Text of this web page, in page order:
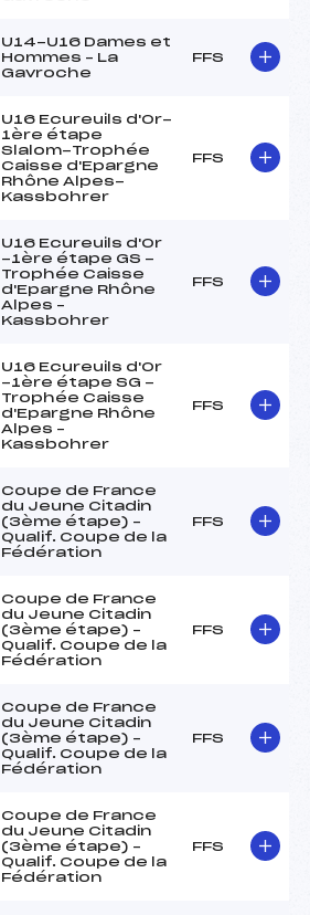
U14-U16 Dames et
Hommes – La
Gavroche
FFS
U16 Ecureuils d'Or-
1ère étape
Slalom-Trophée
Caisse d'Epargne
Rhône Alpes-
Kassbohrer
FFS
U16 Ecureuils d'Or
-1ère étape GS -
Trophée Caisse
d'Epargne Rhône
Alpes –
Kassbohrer
FFS
U16 Ecureuils d'Or
-1ère étape SG -
Trophée Caisse
d'Epargne Rhône
Alpes –
Kassbohrer
FFS
Coupe de France
du Jeune Citadin
(3ème étape) –
Qualif. Coupe de la
Fédération
FFS
Coupe de France
du Jeune Citadin
(3ème étape) –
Qualif. Coupe de la
Fédération
FFS
Coupe de France
du Jeune Citadin
(3ème étape) –
Qualif. Coupe de la
Fédération
FFS
Coupe de France
du Jeune Citadin
(3ème étape) –
Qualif. Coupe de la
Fédération
FFS